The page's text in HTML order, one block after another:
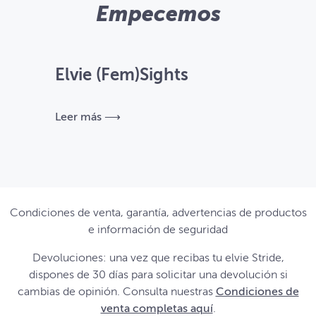
Empecemos
Elvie (Fem)Sights
Leer más ⟶
Condiciones de venta, garantía, advertencias de productos
e información de seguridad
Devoluciones: una vez que recibas tu elvie Stride,
dispones de 30 días para solicitar una devolución si
cambias de opinión. Consulta nuestras Condiciones de
venta completas aquí.